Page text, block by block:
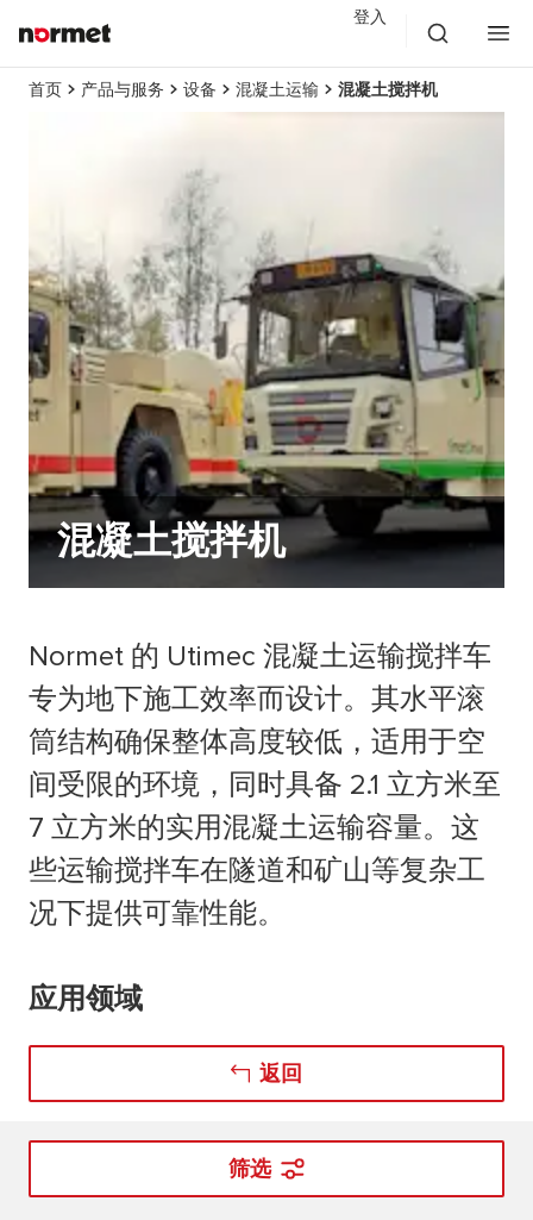
登入
首页 产品与服务 设备 混凝土运输 混凝土搅拌机
混凝土搅拌机
Normet 的 Utimec 混凝土运输搅拌车
专为地下施工效率而设计。其水平滚
筒结构确保整体高度较低，适用于空
间受限的环境，同时具备 2.1 立方米至
7 立方米的实用混凝土运输容量。这
些运输搅拌车在隧道和矿山等复杂工
况下提供可靠性能。
应用领域
返回
筛选